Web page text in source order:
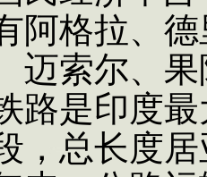
阿格拉、
迈索尔、
路是印度
，总长度